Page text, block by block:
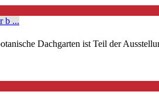
Dachgarten ist Teil der